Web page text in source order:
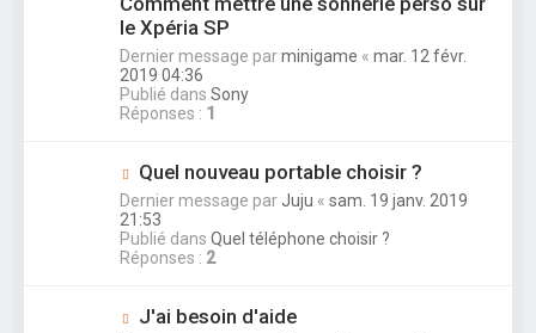
le Xpéria SP
Dernier message parminigame « mar. 12 févr.
2019 04:36
Publié dans Sony
Réponses : 1
Quel nouveau portable choisir ?
Dernier message par Juju « sam. 19 janv. 2019
21:53
Publié dans Quel téléphone choisir ?
Réponses : 2
J'ai besoin d'aide